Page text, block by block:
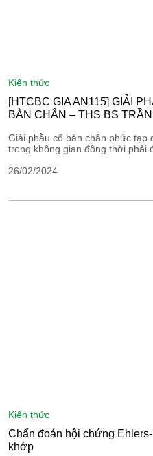
kiến thức
[HTCBC GIA AN115] GIẢI
BÀN CHÂN – THS BS
Giải phẫu cổ bàn chân phức tạp
trong không gian đồng thời phải
26/02/2024
kiến thức
Chẩn đoán hội chứng
khớp